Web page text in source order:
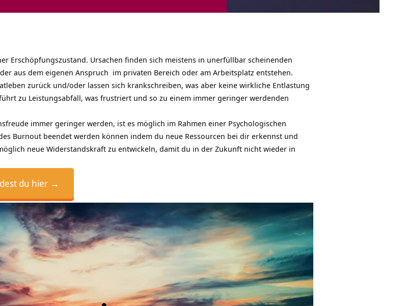
Erschöpfungszustand. Ursachen finden sich meistens in unerfüllbar scheinenden
aus dem eigenen Anspruch im privaten Bereich oder am Arbeitsplatz entstehen.
zurück und/oder lassen sich krankschreiben, was aber keine wirkliche Entlastung
zu Leistungsabfall, was frustriert und so zu einem immer geringer werdenden
immer geringer werden, ist es möglich im Rahmen einer Psychologischen
Burnout beendet werden können indem du neue Ressourcen bei dir erkennst und
neue Widerstandskraft zu entwickeln, damit du in der Zukunft nicht wieder in
du hier →